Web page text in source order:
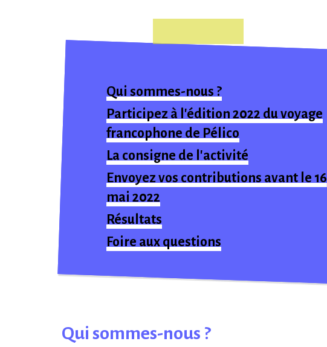
Qui sommes-nous ?
Participez à l'édition 2022 du voyage
francophone de Pélico
La consigne de l'activité
Envoyez vos contributions avant le 16
mai 2022
Résultats
Foire aux questions
Qui sommes-nous ?